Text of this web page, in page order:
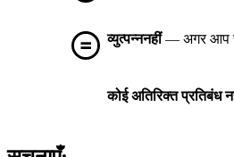
व्युत्पन्ननहीं— अगर आप
कोई अतिरिक्त प्रतिबंध